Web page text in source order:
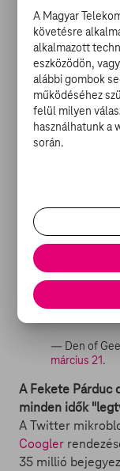
kerül a
egyszerűen
Ennek pedig
hagyományosan
is, hogy aJeremy
soha nem
ami persze
elég ártalmatlan
This
tag ever
Ed Helms
https://t.co/
— Den of
március 21.
A Fekete Párduc
minden idők
A Twitter
Coogler
35 millió
A Magyar
követésre
alkalmazott
eszközödön,
alábbi gombok
működéséhez
felül milyen
használhatunk a
során.